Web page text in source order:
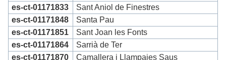
es-ct-01171833
Sant Aniol de Finestres
es-ct-01171848
Santa Pau
es-ct-01171851
Sant Joan les Fonts
es-ct-01171864
Sarrià de Ter
es-ct-01171870
Camallera i Llampaies Saus